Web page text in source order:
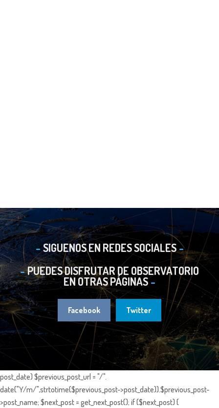
SIGUENOS EN REDES SOCIALES
PUEDES DISFRUTAR DE OBSERVATORIO
EN OTRAS PÁGINAS
Facebook Twitter
post_date) $previous_post_url = "/".
date("Y/m/",strtotime($previous_post->post_date)).$previous_post-
>post_name; $next_post = get_next_post(); if ($next_post) {